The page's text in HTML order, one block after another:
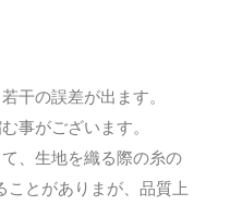
干の誤差が出ます。
事がございます。
、生地を織る際の糸の
ことがありまが、品質上